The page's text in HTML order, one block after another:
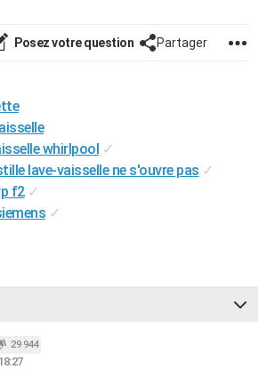
Posez votre question Partager
whirlpool ✓
lave-vaisselle ne s'ouvre pas ✓
f2 ✓
✓
29 944